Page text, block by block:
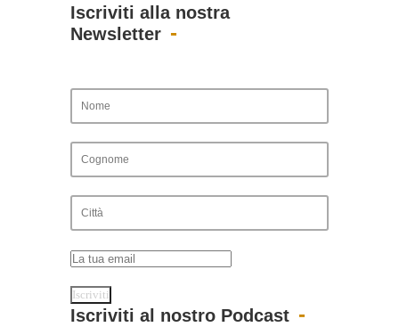
Iscriviti alla nostra
Newsletter
Iscriviti al nostro Podcast